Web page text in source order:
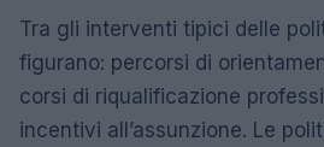
Tra gli interventi tipici delle
figurano: percorsi di
corsi di riqualificazione
incentivi all’assunzione. Le